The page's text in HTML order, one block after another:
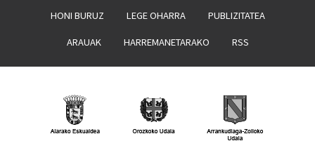
HONI BURUZ LEGE OHARRA PUBLIZITATEA
ARAUAK HARREMANETARAKO RSS